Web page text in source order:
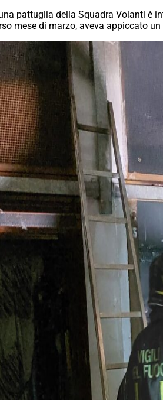
pattuglia della Squadra Volanti è
mese di marzo, aveva appiccato